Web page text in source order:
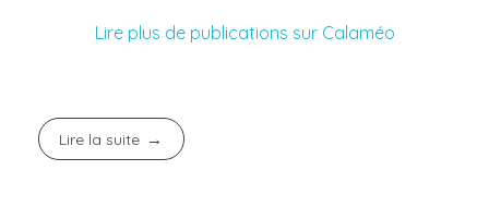
Lire plus de publications sur Calaméo
Lire la suite